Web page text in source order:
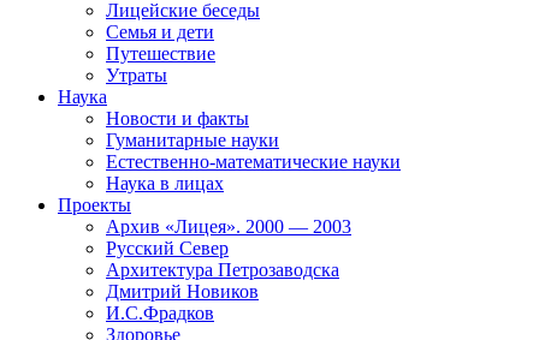
Лицейские беседы
Семья и дети
Путешествие
Утраты
Наука
Новости и факты
Гуманитарные науки
Естественно-математические науки
Наука в лицах
Проекты
Архив «Лицея». 2000 — 2003
Русский Север
Архитектура Петрозаводска
Дмитрий Новиков
И.С.Фрадков
Здоровье